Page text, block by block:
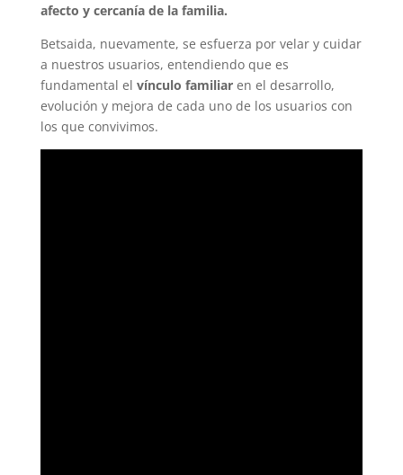
afecto y cercanía de la familia.
Betsaida, nuevamente, se esfuerza por velar y cuidar
a nuestros usuarios, entendiendo que es
fundamental el vínculo familiar en el desarrollo,
evolución y mejora de cada uno de los usuarios con
los que convivimos.